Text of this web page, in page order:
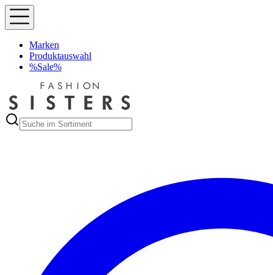
Marken
Produktauswahl
%Sale%